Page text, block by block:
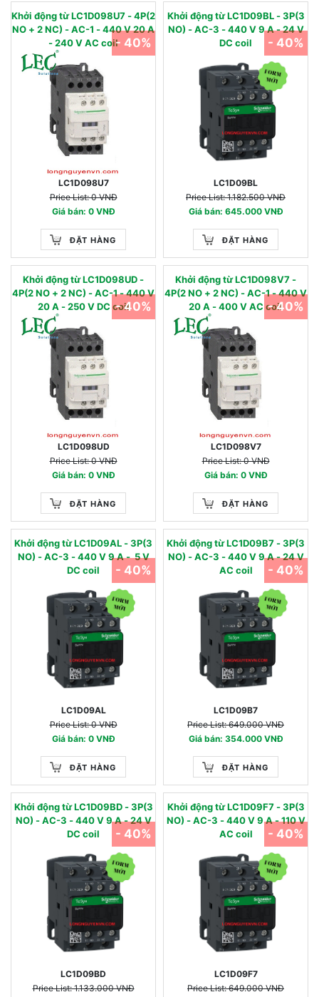
Khởi động từ LC1D098U7 - 4P(2
NO + 2 NC) - AC-1 - 440 V 20 A
- 240 V AC coil
LC1D098U7
Price List: 0 VNĐ
Giá bán: 0 VNĐ
ĐẶT HÀNG
- 40%
Khởi động từ LC1D09BL - 3P(3
NO) - AC-3 - 440 V 9 A - 24 V
DC coil
LC1D09BL
Price List: 1.182.500 VNĐ
Giá bán: 645.000 VNĐ
ĐẶT HÀNG
- 40%
Khởi động từ LC1D098UD -
4P(2 NO + 2 NC) - AC-1 - 440 V
20 A - 250 V DC coil
LC1D098UD
Price List: 0 VNĐ
Giá bán: 0 VNĐ
ĐẶT HÀNG
- 40%
Khởi động từ LC1D098V7 -
4P(2 NO + 2 NC) - AC-1 - 440 V
20 A - 400 V AC coil
LC1D098V7
Price List: 0 VNĐ
Giá bán: 0 VNĐ
ĐẶT HÀNG
- 40%
Khởi động từ LC1D09AL - 3P(3
NO) - AC-3 - 440 V 9 A - 5 V
DC coil
LC1D09AL
Price List: 0 VNĐ
Giá bán: 0 VNĐ
ĐẶT HÀNG
- 40%
Khởi động từ LC1D09B7 - 3P(3
NO) - AC-3 - 440 V 9 A - 24 V
AC coil
LC1D09B7
Price List: 649.000 VNĐ
Giá bán: 354.000 VNĐ
ĐẶT HÀNG
- 40%
Khởi động từ LC1D09BD - 3P(3
NO) - AC-3 - 440 V 9 A - 24 V
DC coil
LC1D09BD
Price List: 1.133.000 VNĐ
- 40%
Khởi động từ LC1D09F7 - 3P(3
NO) - AC-3 - 440 V 9 A - 110 V
AC coil
LC1D09F7
Price List: 649.000 VNĐ
- 40%